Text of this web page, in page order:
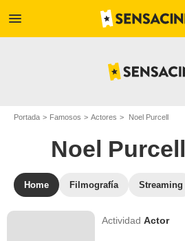
menu
Portada Famosos Actores Noel Purcell
Noel Purcell
Home Filmografía Streaming
ActividadActor